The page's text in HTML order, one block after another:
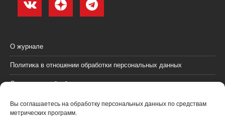
Вы соглашаетесь на обработку персональных данных по средствам
метрических программ.
О журнале
Политика в отношении обработки персональных данных
Согласие на обработку персональных данных
Пользовательское соглашение (оферта)